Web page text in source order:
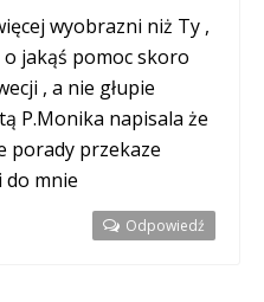
wyobrazni niż Ty ,
jakąś pomoc skoro
, a nie głupie
P.Monika napisala że
porady przekaze
do mnie
Odpowiedź